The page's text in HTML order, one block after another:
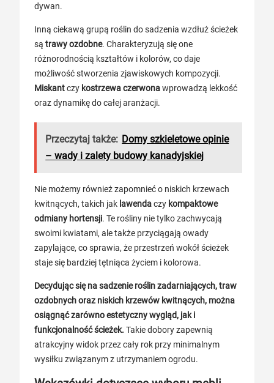
dywan.
Inną ciekawą grupą roślin do sadzenia wzdłuż ścieżek
są trawy ozdobne. Charakteryzują się one
różnorodnością kształtów i kolorów, co daje
możliwość stworzenia zjawiskowych kompozycji.
Miskantczy kostrzewa czerwonawprowadzą lekkość
oraz dynamikę do całej aranżacji.
Przeczytaj także: Domy szkieletowe opinie
– wady i zalety budowy kanadyjskiej
Nie możemy również zapomnieć o niskich krzewach
kwitnących, takich jak lawendaczy kompaktowe
odmiany hortensji. Te rośliny nie tylko zachwycają
swoimi kwiatami, ale także przyciągają owady
zapylające, co sprawia, że przestrzeń wokół ścieżek
staje się bardziej tętniąca życiem i kolorowa.
Decydując się na sadzenie roślin zadarniających, traw
ozdobnych oraz niskich krzewów kwitnących, można
osiągnąć zarówno estetyczny wygląd, jak i
funkcjonalność ścieżek. Takie dobory zapewnią
atrakcyjny widok przez cały rok przy minimalnym
wysiłku związanym z utrzymaniem ogrodu.